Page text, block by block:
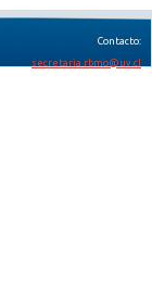
Contacto:
secretaria.rbmo@uv.cl